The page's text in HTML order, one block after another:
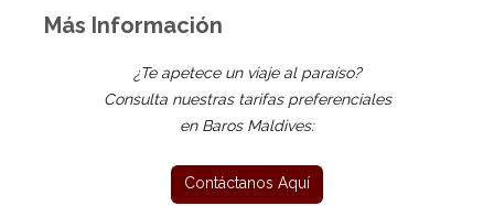
Más Información
¿Te apetece un viaje al paraíso?
Consulta nuestras tarifas preferenciales
en Baros Maldives: